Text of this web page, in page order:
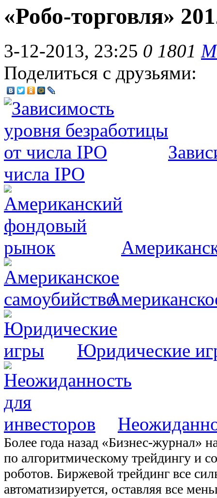
«Робо-торговля»
3-12-2013, 23:25 0 1801
Поделиться с друзьями:
числа IPO
Юридические
Более года назад «Бизнес-журнал»
по алгоритмическому трейдингу и
роботов. Биржевой трейдинг все
автоматизируется, оставляя все